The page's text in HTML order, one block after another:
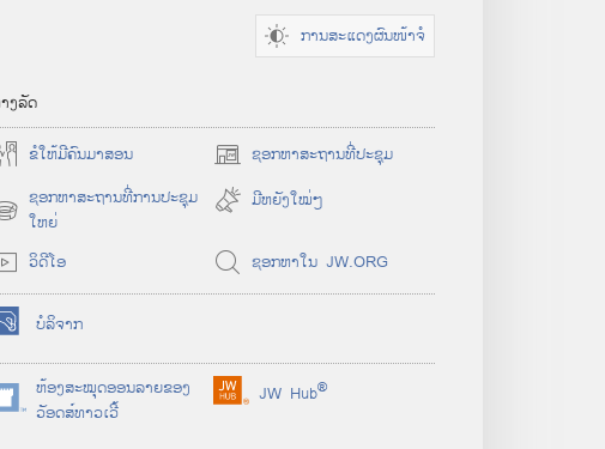
ການສະແດງຜົນໜ້າຈໍ
ງລັດ
ຂໍ​ໃຫ້​ມີ​ຄົນ​ມາ​ສອນ
ຊອກຫາສະຖານທີ່ປະຊຸມ
(
p
n
s
w
w
ຊອກຫາສະຖານທີ່ການປະຊຸມ
ໃຫຍ່
ມີ​ຫຍັງ​ໃໝ່ໆ
ວິດີໂອ ຊອກ​ຫາ​ໃນ JW.ORG
ບໍລິຈາກ
ຫ້ອງສະໝຸດອອນລາຍຂອງ
ວັອດສ໌ທາວເວີ້
JW Hub®
(